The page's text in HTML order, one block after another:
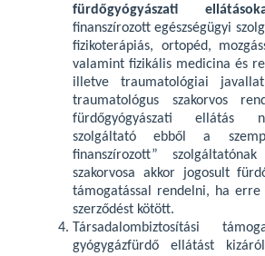
fürdőgyógyászati
finanszírozott egészségügyi
fizikoterápiás, ortopéd,
valamint fizikális medicina és
illetve traumatológiai
traumatológus szakorvos
fürdőgyógyászati ellátás
szolgáltató ebből a
finanszírozott”
szakorvosa akkor jogosult
támogatással rendelni, ha erre
szerződést kötött.
Társadalombiztosítási
gyógygázfürdő ellátást